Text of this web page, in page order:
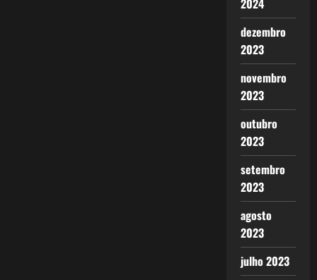
2024
dezembro
2023
novembro
2023
outubro
2023
setembro
2023
agosto
2023
julho 2023